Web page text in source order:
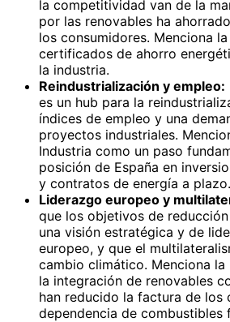
la competitividad van de la
por las renovables ha
los consumidores. Menciona
certificados de ahorro
la industria.
Reindustrialización y empleo:
es un hub para la
índices de empleo y una
proyectos industriales.
Industria como un paso
posición de España en
y contratos de energía a plazo.
Liderazgo europeo y
que los objetivos de
una visión estratégica y de
europeo, y que el
cambio climático. Menciona
la integración de renovables
han reducido la factura de los
dependencia de combustibles